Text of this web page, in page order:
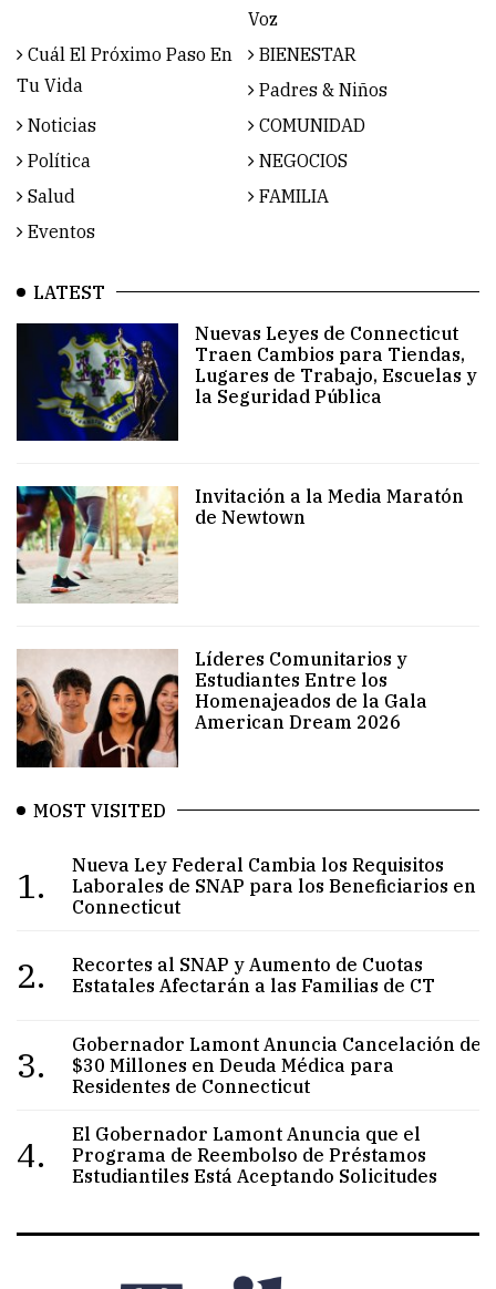
Voz
Cuál El Próximo Paso En
Tu Vida
BIENESTAR
Padres & Niños
Noticias
COMUNIDAD
Política
NEGOCIOS
Salud
FAMILIA
Eventos
LATEST
Nuevas Leyes de Connecticut
Traen Cambios para Tiendas,
Lugares de Trabajo, Escuelas y
la Seguridad Pública
Invitación a la Media Maratón
de Newtown
Líderes Comunitarios y
Estudiantes Entre los
Homenajeados de la Gala
American Dream 2026
MOST VISITED
1.
Nueva Ley Federal Cambia los Requisitos
Laborales de SNAP para los Beneficiarios en
Connecticut
2.
Recortes al SNAP y Aumento de Cuotas
Estatales Afectarán a las Familias de CT
3.
Gobernador Lamont Anuncia Cancelación de
$30 Millones en Deuda Médica para
Residentes de Connecticut
4.
El Gobernador Lamont Anuncia que el
Programa de Reembolso de Préstamos
Estudiantiles Está Aceptando Solicitudes